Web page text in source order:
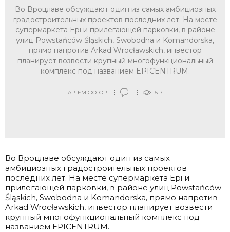
Во Вроцлаве обсуждают один из самых амбициозных
градостроительных проектов последних лет. На месте
супермаркета Epi и прилегающей парковки, в районе
улиц Powstańców Śląskich, Swobodna и Komandorska,
прямо напротив Arkad Wrocławskich, инвестор
планирует возвести крупный многофункциональный
комплекс под названием EPICENTRUM.
АРТЕМ ФОТОР 517
Во Вроцлаве обсуждают один из самых
амбициозных градостроительных проектов
последних лет. На месте супермаркета Epi и
прилегающей парковки, в районе улиц Powstańców
Śląskich, Swobodna и Komandorska, прямо напротив
Arkad Wrocławskich, инвестор планирует возвести
крупный многофункциональный комплекс под
названием EPICENTRUM.